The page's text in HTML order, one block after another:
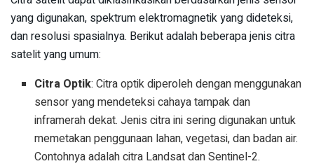
yang digunakan, spektrum elektromagnetik yang dideteksi,
dan resolusi spasialnya. Berikut adalah beberapa jenis citra
satelit yang umum:
Citra Optik: Citra optik diperoleh dengan menggunakan
sensor yang mendeteksi cahaya tampak dan
inframerah dekat. Jenis citra ini sering digunakan untuk
memetakan penggunaan lahan, vegetasi, dan badan air.
Contohnya adalah citra Landsat dan Sentinel-2.